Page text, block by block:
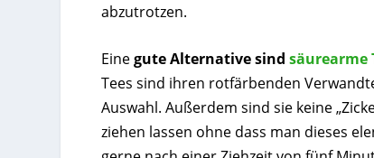
abzutrotzen.
Einegute Alternative sind säurearme
Tees sind ihren rotfärbenden
Auswahl. Außerdem sind sie keine
ziehen lassen ohne dass man dieses